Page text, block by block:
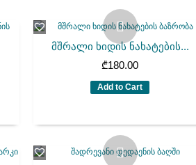
მშრალი ხიდის ნახატების...
₾180.00
Add to Cart